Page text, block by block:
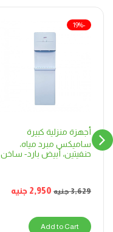
أجهزة منزلية كبيرة
ساميكس مبرد مياه،
حنفيتين، أبيض بارد- ساخن
3,629جنيه 2,950 جنيه
-19%
Add to Cart